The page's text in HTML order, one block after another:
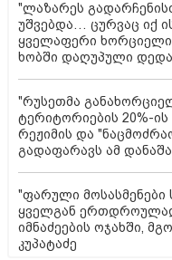
"ლაზარეს
უშვებდა… ცურვაც იქ
ყველაფერი ხორციელი
ხობში დაღუპული
"რუსეთმა
ტერიტორიების 20%-ის
რეჟიმის და
გადაფარავს ამ
"ფარული მოსასმენები
ყველგან
იმნაძეების ოჯახში,
კუპატაძე